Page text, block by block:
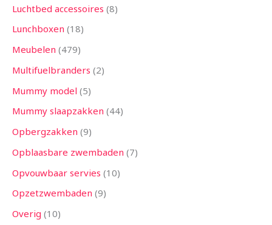
Luchtbed accessoires 8
Lunchboxen 18
Meubelen 479
Multifuelbranders 2
Mummy model 5
Mummy slaapzakken 44
Opbergzakken 9
Opblaasbare zwembaden 7
Opvouwbaar servies 10
Opzetzwembaden 9
Overig 10